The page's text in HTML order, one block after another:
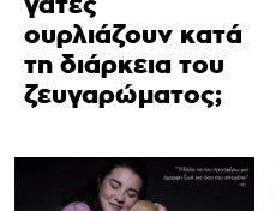
ουρλιάζουν κατά
τη διάρκεια του
ζευγαρώματος;